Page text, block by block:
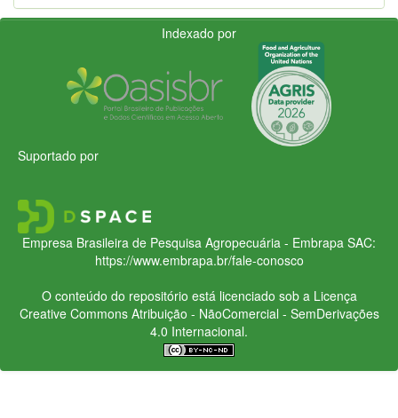
Indexado por
Suportado por
Empresa Brasileira de Pesquisa Agropecuária - Embrapa SAC:
https://www.embrapa.br/fale-conosco
O conteúdo do repositório está licenciado sob a Licença
Creative CommonsAtribuição - NãoComercial - SemDerivações
4.0 Internacional.